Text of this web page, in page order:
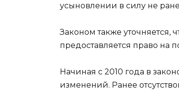
усыновлении в силу не
Законом также
предоставляется право на
Начиная с 2010 года в
изменений. Ранее